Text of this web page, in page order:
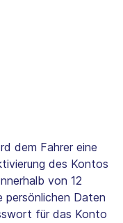
dem Fahrer eine
des Kontos
von 12
persönlichen Daten
für das Konto